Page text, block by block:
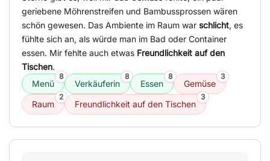
geriebene Möhrenstreifen und Bambussprossen wären
schön gewesen. Das Ambiente im Raum war schlicht, es
fühlte sich an, als würde man im Bad oder Container
essen. Mir fehlte auch etwas Freundlichkeit auf den
Tischen.
Menü
8
Verkäuferin
8
Essen
8
Gemüse
3
Raum
2
Freundlichkeit auf den Tischen
3